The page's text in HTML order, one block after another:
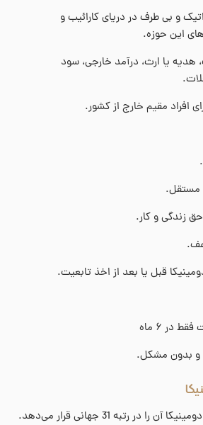
و بی طرف در دریای کارائیب و
این حوزه.
هدیه یا ارث، درآمد خارجی، سود
افراد مقیم خارج از کشور.
مستقل.
زندگی و کار.
قبل یا بعد از اخذ تابعیت.
در ۶ ماه
و بدون مشکل.
قدرت و اعتبار پاسپورت دومینیکا آن را در رتبه 31 جهانی قرار می‌دهد.